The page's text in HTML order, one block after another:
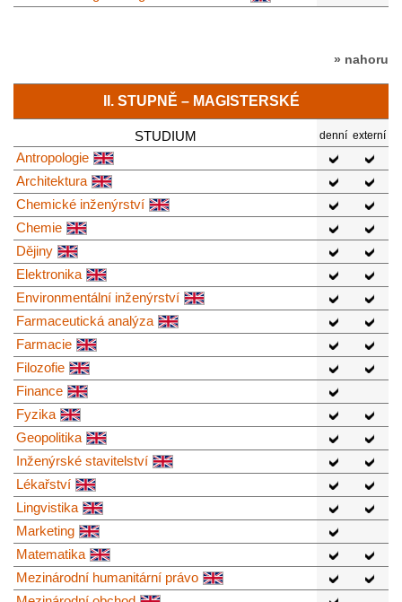
» nahoru
II. STUPNĚ – MAGISTERSKÉ
STUDIUM denní externí
Antropologie
Architektura
Chemické inženýrství
Chemie
Dějiny
Elektronika
Environmentální inženýrství
Farmaceutická analýza
Farmacie
Filozofie
Finance
Fyzika
Geopolitika
Inženýrské stavitelství
Lékařství
Lingvistika
Marketing
Matematika
Mezinárodní humanitární právo